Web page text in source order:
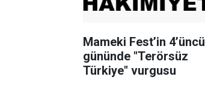
Mameki Fest’in 4’üncü
gününde "Terörsüz
Türkiye" vurgusu